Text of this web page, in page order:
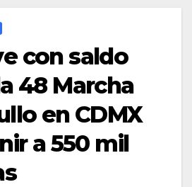
con saldo
48 Marcha
en CDMX
a 550 mil